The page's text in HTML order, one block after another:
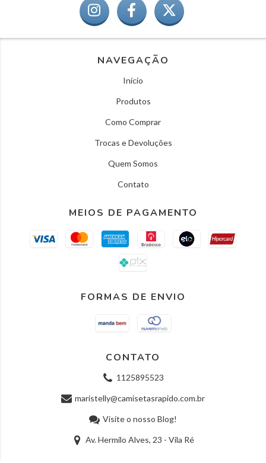
NAVEGAÇÃO
Início
Produtos
Como Comprar
Trocas e Devoluções
Quem Somos
Contato
MEIOS DE PAGAMENTO
FORMAS DE ENVIO
CONTATO
1125895523
maristelly@camisetasrapido.com.br
Visite o nosso Blog!
Av. Hermilo Alves, 23 - Vila Ré